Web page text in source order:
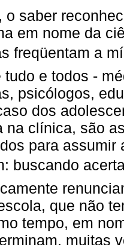
o saber
em nome da
freqüentam a
tudo e todos -
psicólogos,
dos
na clínica, são
para
buscando
que não
tempo, em
muitas